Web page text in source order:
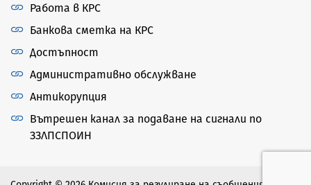
Работа в КРС
Банкова сметка на КРС
Достъпност
Административно обслужване
Антикорупция
Вътрешен канал за подаване на сигнали по
ЗЗЛПСПОИН